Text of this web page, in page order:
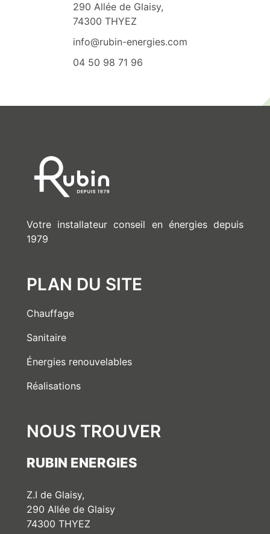
290 Allée de Glaisy,
74300 THYEZ
info@rubin-energies.com
04 50 98 71 96
Votre installateur conseil en énergies depuis
1979
PLAN DU SITE
Chauffage
Sanitaire
Énergies renouvelables
Réalisations
NOUS TROUVER
RUBIN ENERGIES
Z.I de Glaisy,
290 Allée de Glaisy
74300 THYEZ